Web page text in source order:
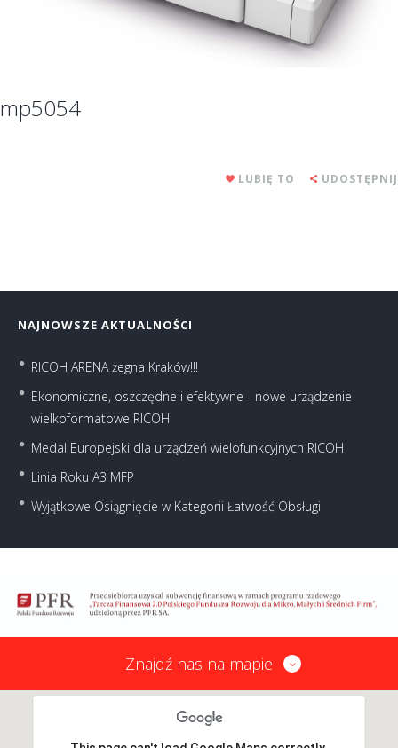
mp5054
LUBIĘ TO UDOSTĘPNIJ
NAJNOWSZE AKTUALNOŚCI
RICOH ARENA żegna Kraków!!!
Ekonomiczne, oszczędne i efektywne - nowe urządzenie
wielkoformatowe RICOH
Medal Europejski dla urządzeń wielofunkcyjnych RICOH
Linia Roku A3 MFP
Wyjątkowe Osiągnięcie w Kategorii Łatwość Obsługi
Znajdź nas na mapie